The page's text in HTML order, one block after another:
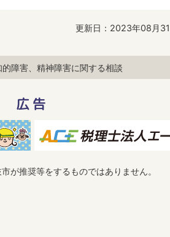
更新日：2023年08月
的障害、精神障害に関する相談
広告
が推奨等をするものではありません。